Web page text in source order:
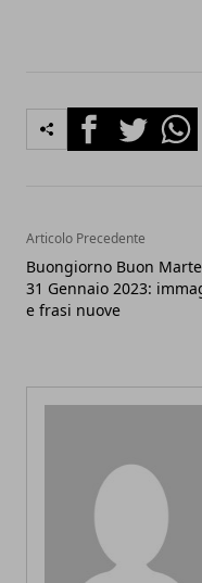
FacebookTwitter
Articolo Precedente
Buongiorno Buon
31 Gennaio 2023:
e frasi nuove